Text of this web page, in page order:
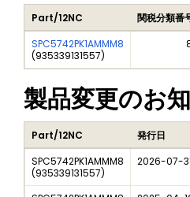
Part/12NC 関税分類番
SPC5742PK1AMMM8
(935339131557)
製品変更のお
Part/12NC 発行日
SPC5742PK1AMMM8
(935339131557)
2026-07-